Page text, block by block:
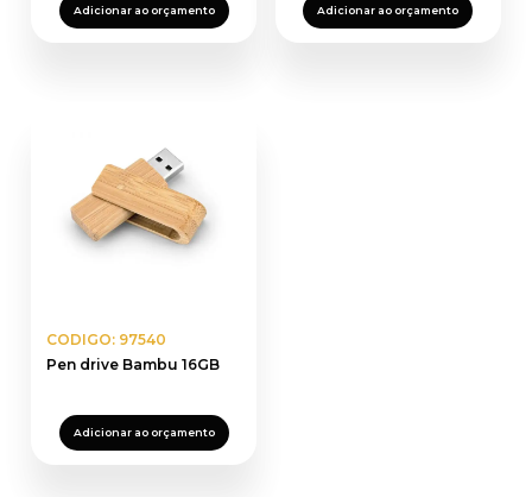
Adicionar ao orçamento Adicionar ao orçamento
CODIGO: 97540
Pen drive Bambu 16GB
Adicionar ao orçamento